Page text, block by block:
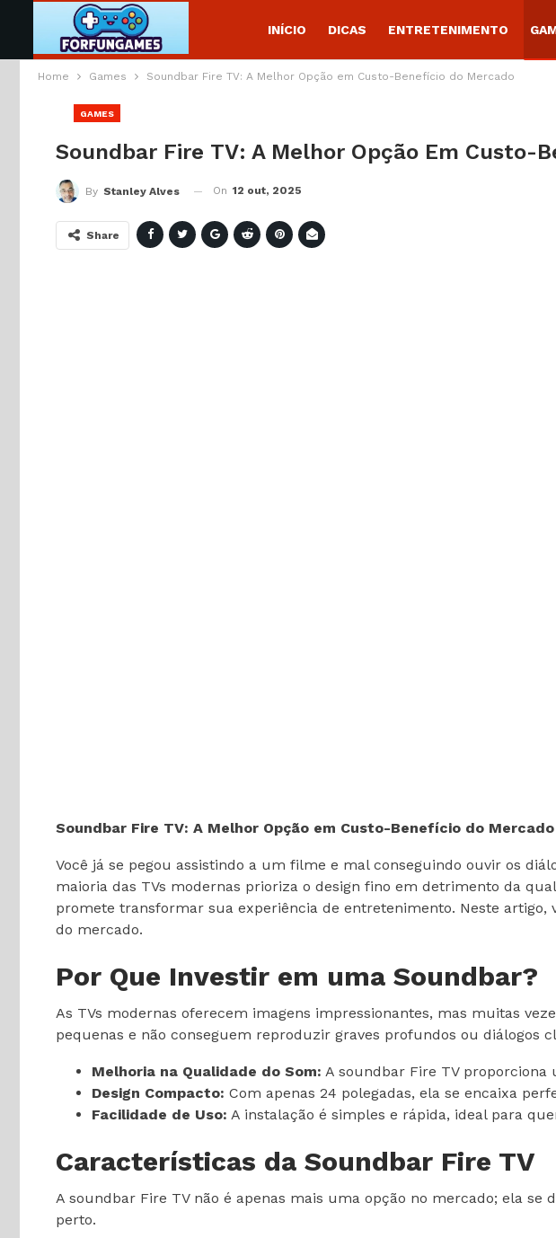
INÍCIO DICAS ENTRETENIMENTO
Home Games Soundbar Fire TV: A Melhor Opção em Custo-Benefício do Mercado
GAMES
Soundbar Fire TV: A Melhor Opção Em Custo-
By Stanley Alves On 12 out, 2025
Share
Soundbar Fire TV: A Melhor Opção em Custo-Benefício do Mercado
Você já se pegou assistindo a um filme e mal conseguindo ouvir os
maioria das TVs modernas prioriza o design fino em detrimento da
promete transformar sua experiência de entretenimento. Neste
do mercado.
Por Que Investir em uma Soundbar?
As TVs modernas oferecem imagens impressionantes, mas muitas
pequenas e não conseguem reproduzir graves profundos ou diálogos
Melhoria na Qualidade do Som: A soundbar Fire TV
Design Compacto: Com apenas 24 polegadas, ela se encaixa
Facilidade de Uso: A instalação é simples e rápida, ideal para
Características da Soundbar Fire TV
A soundbar Fire TV não é apenas mais uma opção no mercado; ela
perto.